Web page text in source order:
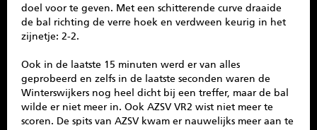
doel voor te geven. Met een schitterende curve draaide
de bal richting de verre hoek en verdween keurig in het
zijnetje: 2-2.
Ook in de laatste 15 minuten werd er van alles
geprobeerd en zelfs in de laatste seconden waren de
Winterswijkers nog heel dicht bij een treffer, maar de bal
wilde er niet meer in. Ook AZSV VR2 wist niet meer te
scoren. De spits van AZSV kwam er nauwelijks meer aan te